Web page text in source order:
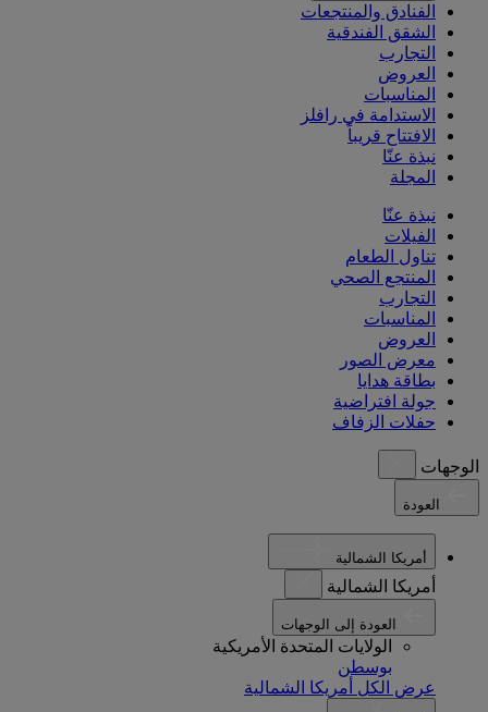
الفنادق والمنتجعات
الشقق الفندقية
التجارب
العروض
المناسبات
الاستدامة في رافلز
الافتتاح قريباً
نبذة عنّا
المجلة
نبذة عنّا
الفيلات
تناول الطعام
المنتجع الصحي
التجارب
المناسبات
العروض
معرض الصور
بطاقة هدايا
جولة افتراضية
حفلات الزفاف
الوجهات
أمريكا الشمالية
أمريكا الشمالية
الولايات المتحدة الأمريكية
بوسطن
عرض الكل أمريكا الشمالية